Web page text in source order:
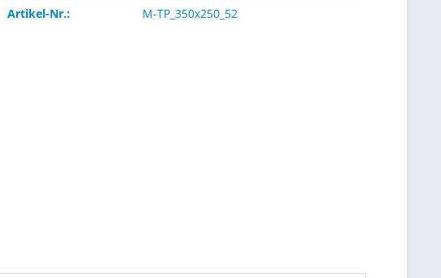
Artikel-Nr.: M-TP_350x250_52